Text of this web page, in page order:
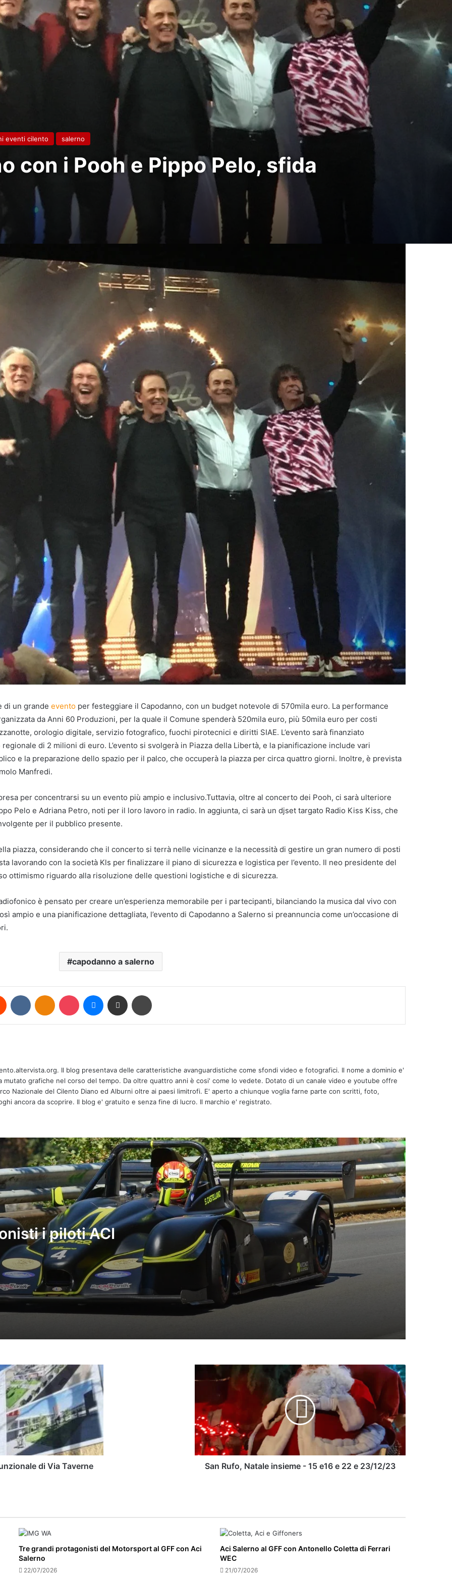
eventi cilento salerno
con i Pooh e Pippo Pelo, sfida
di un grande evento per festeggiare il Capodanno, con un budget notevole di 570mila euro. La performance
da Anni 60 Produzioni, per la quale il Comune spenderà 520mila euro, più 50mila euro per costi
orologio digitale, servizio fotografico, fuochi pirotecnici e diritti SIAE. L’evento sarà finanziato
di 2 milioni di euro. L’evento si svolgerà in Piazza della Libertà, e la pianificazione include vari
e la preparazione dello spazio per il palco, che occuperà la piazza per circa quattro giorni. Inoltre, è prevista
Manfredi.
per concentrarsi su un evento più ampio e inclusivo.Tuttavia, oltre al concerto dei Pooh, ci sarà ulteriore
Pelo e Adriana Petro, noti per il loro lavoro in radio. In aggiunta, ci sarà un djset targato Radio Kiss Kiss, che
per il pubblico presente.
piazza, considerando che il concerto si terrà nelle vicinanze e la necessità di gestire un gran numero di posti
lavorando con la società Kls per finalizzare il piano di sicurezza e logistica per l’evento. Il neo presidente del
ottimismo riguardo alla risoluzione delle questioni logistiche e di sicurezza.
è pensato per creare un’esperienza memorabile per i partecipanti, bilanciando la musica dal vivo con
ampio e una pianificazione dettagliata, l’evento di Capodanno a Salerno si preannuncia come un’occasione di
capodanno a salerno
Reddit VKontakteOdnoklassniki
Pocket Messenger
Condividi via mail
Il blog presentava delle caratteristiche avanguardistiche come sfondi video e fotografici. Il nome a dominio e'
mutato grafiche nel corso del tempo. Da oltre quattro anni è cosi' come lo vedete. Dotato di un canale video e youtube offre
Nazionale del Cilento Diano ed Alburni oltre ai paesi limitrofi. E' aperto a chiunque voglia farne parte con scritti, foto,
ancora da scoprire. Il blog e' gratuito e senza fine di lucro. Il marchio e' registrato.
i piloti ACI
L’Art Camp all’HUB della Creatività e della Comunicazione di
Arbostella
Ritmi caraibici e divertimento ad ingresso libero: il “Martedì
Latino” accende il conto alla rovescia verso il Ferragosto del
bar Agorà a Baronissi
Domani, domenica 2 agosto, alle ore 21 alla Villa Comune di
Vietri di scena la commedia brillante “Aspettando il Doc”
Gran finale per “Teatrando al Quadriportico” con “Aspettando il
Doc” e “Casina”
CINEMA & SCUOLA: AL TEATRO DELLE ARTI DI SALERNO LE
EMOZIONI DEL GRANDE SCHERMO DEDICATE AGLI
STUDENTI
La magia della Disney conquista Pontecagnano Faiano:
successo per il laboratorio al Ke’e Beach
Teatrando al Quadriportico, venerdì 24 di scena “Donnacce” e
sabato 25 “Tutti pazzi per Umby”
di Via Taverne
Rufo,
insieme
15
e16
e
22
San Rufo, Natale insieme - 15 e16 e 22 e 23/12/23
Tre grandi protagonisti del Motorsport al GFF con Aci
Salerno
22/07/2026
Aci Salerno al GFF con Antonello Coletta di Ferrari
WEC
21/07/2026